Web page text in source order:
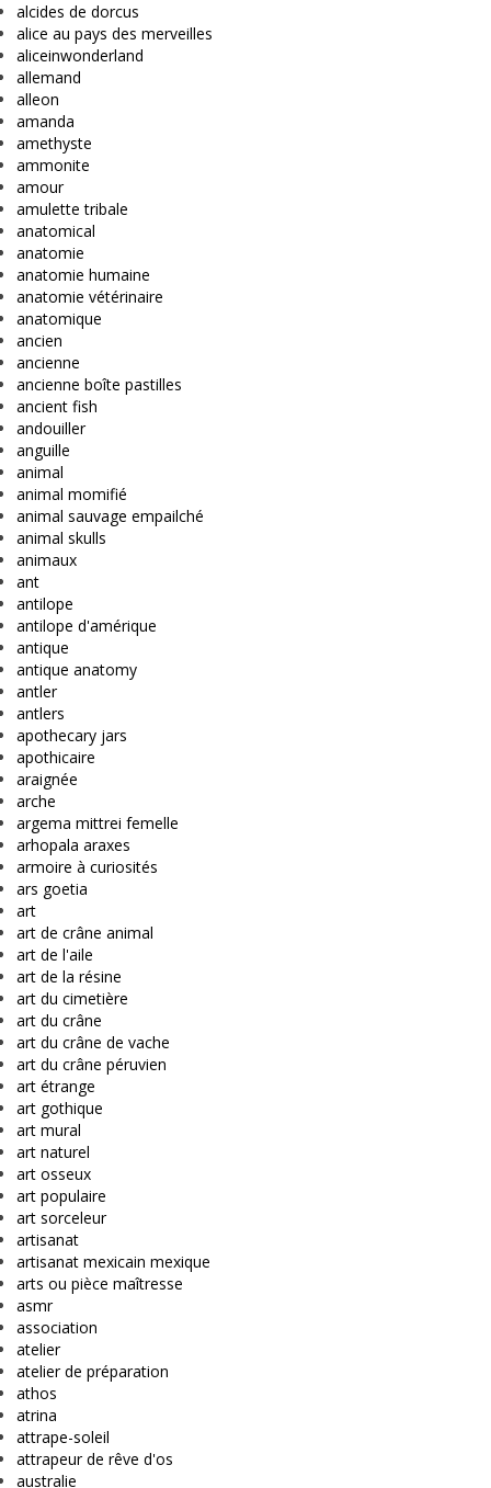
alcides de dorcus
alice au pays des merveilles
aliceinwonderland
allemand
alleon
amanda
amethyste
ammonite
amour
amulette tribale
anatomical
anatomie
anatomie humaine
anatomie vétérinaire
anatomique
ancien
ancienne
ancienne boîte pastilles
ancient fish
andouiller
anguille
animal
animal momifié
animal sauvage empailché
animal skulls
animaux
ant
antilope
antilope d'amérique
antique
antique anatomy
antler
antlers
apothecary jars
apothicaire
araignée
arche
argema mittrei femelle
arhopala araxes
armoire à curiosités
ars goetia
art
art de crâne animal
art de l'aile
art de la résine
art du cimetière
art du crâne
art du crâne de vache
art du crâne péruvien
art étrange
art gothique
art mural
art naturel
art osseux
art populaire
art sorceleur
artisanat
artisanat mexicain mexique
arts ou pièce maîtresse
asmr
association
atelier
atelier de préparation
athos
atrina
attrape-soleil
attrapeur de rêve d'os
australie